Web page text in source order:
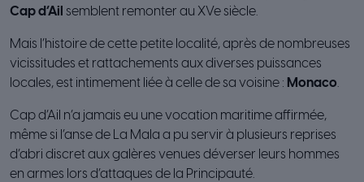
Cap d’Ail semblent remonter au XVe siècle.
Mais l’histoire de cette petite localité, après de nombreuses
vicissitudes et rattachements aux diverses puissances
locales, est intimement liée à celle de sa voisine : Monaco.
Cap d’Ail n’a jamais eu une vocation maritime affirmée,
même si l’anse de La Mala a pu servir à plusieurs reprises
d’abri discret aux galères venues déverser leurs hommes
en armes lors d’attaques de la Principauté.